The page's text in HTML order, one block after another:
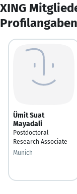
XING
Profilangaben
Ümit Suat
Mayadali
Postdoctoral
Research Associate
Munich